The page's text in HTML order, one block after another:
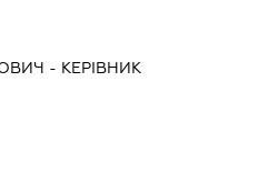
- КЕРІВНИК